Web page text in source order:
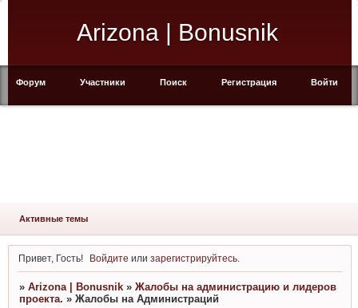
Arizona | Bonusnik
Форум Участники Поиск Регистрация Войти
Активные темы
Привет, Гость! Войдите илизарегистрируйтесь
» Arizona | Bonusnik » Жалобы на администрацию и лидеров
проекта. » Жалобы на Администраций